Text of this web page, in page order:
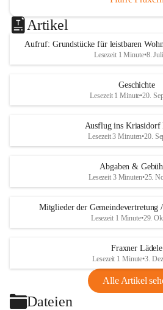
Artikel
Aufruf: Grundstücke für leistbaren
Lesezeit 1 Minute•8.
Geschichte
Lesezeit 1 Minute•20.
Ausflug ins Kriasidorf
Lesezeit 3 Minuten•20.
Abgaben &
Lesezeit 3 Minuten•25.
Mitglieder der Gemeindevertretung
Lesezeit 1 Minute•29.
Fraxner Lädele
Lesezeit 1 Minute•3.
Alle Artikel
Dateien